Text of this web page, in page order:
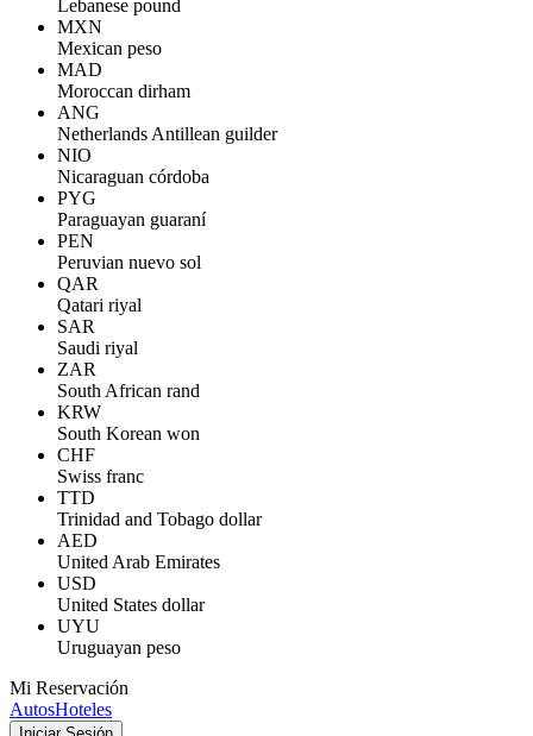
Lebanese pound
MXN
Mexican peso
MAD
Moroccan dirham
ANG
Netherlands Antillean guilder
NIO
Nicaraguan córdoba
PYG
Paraguayan guaraní
PEN
Peruvian nuevo sol
QAR
Qatari riyal
SAR
Saudi riyal
ZAR
South African rand
KRW
South Korean won
CHF
Swiss franc
TTD
Trinidad and Tobago dollar
AED
United Arab Emirates
USD
United States dollar
UYU
Uruguayan peso
Mi Reservación
AutosHoteles